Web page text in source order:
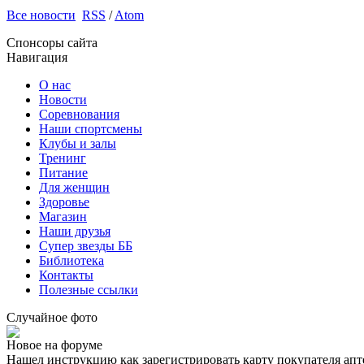
Все новости RSS /Atom
Спонсоры сайта
Навигация
О нас
Новости
Соревнования
Наши спортсмены
Клубы и залы
Тренинг
Питание
Для женщин
Здоровье
Магазин
Наши друзья
Супер звезды ББ
Библиотека
Контакты
Полезные ссылки
Случайное фото
Новое на форуме
Нашел инструкцию как зарегистрировать карту покупателя